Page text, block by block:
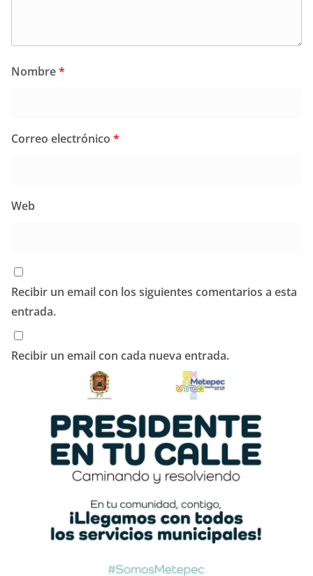
Nombre*
Correo electrónico *
Web
Recibir un email con los siguientes comentarios a esta
entrada.
Recibir un email con cada nueva entrada.